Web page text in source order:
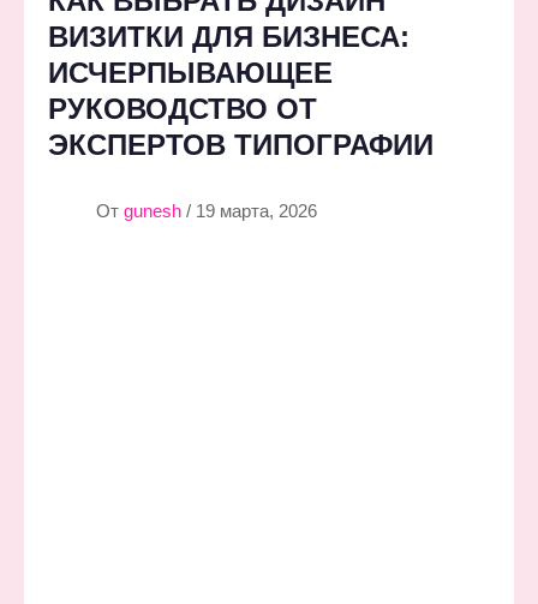
ВИЗИТКИ ДЛЯ БИЗНЕСА:
ИСЧЕРПЫВАЮЩЕЕ
РУКОВОДСТВО ОТ
ЭКСПЕРТОВ ТИПОГРАФИИ
От gunesh / 19 марта, 2026